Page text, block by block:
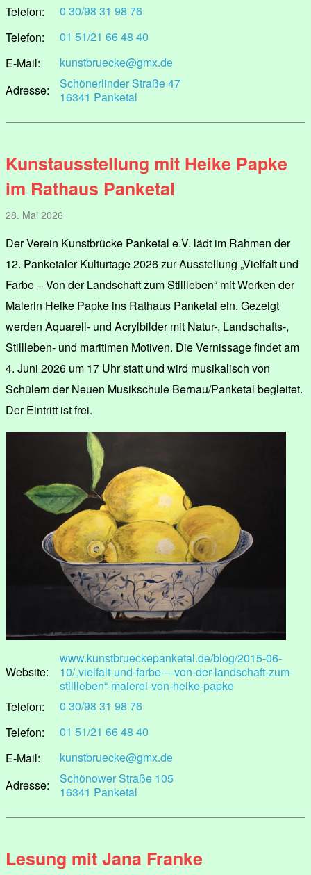
Telefon:
0 30/98 31 98 76
Telefon:
01 51/21 66 48 40
E-Mail:
kunstbruecke@gmx.de
Adresse:
Schönerlinder Straße 47
16341 Panketal
Kunstausstellung mit Heike Papke
im Rathaus Panketal
28. Mai 2026
Der Verein Kunstbrücke Panketal e.V. lädt im Rahmen der
12. Panketaler Kulturtage 2026 zur Ausstellung „Vielfalt und
Farbe – Von der Landschaft zum Stillleben“ mit Werken der
Malerin Heike Papke ins Rathaus Panketal ein. Gezeigt
werden Aquarell- und Acrylbilder mit Natur-, Landschafts-,
Stillleben- und maritimen Motiven. Die Vernissage findet am
4. Juni 2026 um 17 Uhr statt und wird musikalisch von
Schülern der Neuen Musikschule Bernau/Panketal begleitet.
Der Eintritt ist frei.
Website:
www.kunstbrueckepanketal.de/blog/2015-06-
10/„vielfalt-und-farbe-–-von-der-landschaft-zum-
stillleben“-malerei-von-heike-papke
Telefon:
0 30/98 31 98 76
Telefon:
01 51/21 66 48 40
E-Mail:
kunstbruecke@gmx.de
Adresse:
Schönower Straße 105
16341 Panketal
Lesung mit Jana Franke